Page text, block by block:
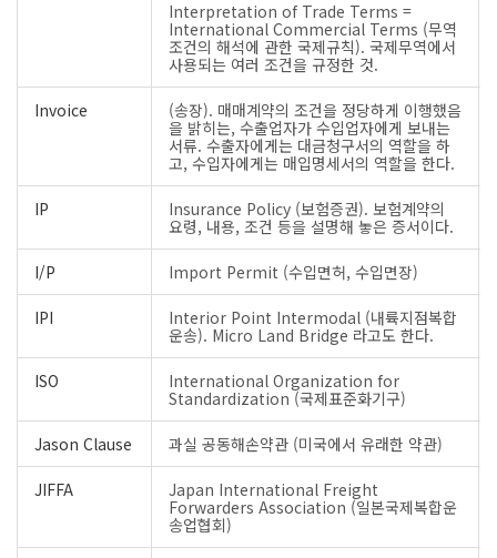
Interpretation of Trade Terms =
International Commercial Terms (무역
조건의 해석에 관한 국제규칙). 국제무역에서
사용되는 여러 조건을 규정한 것.
Invoice
(송장). 매매계약의 조건을 정당하게 이행했음
을 밝히는, 수출업자가 수입업자에게 보내는
서류. 수출자에게는 대금청구서의 역할을 하
고, 수입자에게는 매입명세서의 역할을 한다.
IP
Insurance Policy (보험증권). 보험계약의
요령, 내용, 조건 등을 설명해 놓은 증서이다.
I/P Import Permit (수입면허, 수입면장)
IPI
Interior Point Intermodal (내륙지점복합
운송). Micro Land Bridge 라고도 한다.
ISO
International Organization for
Standardization (국제표준화기구)
Jason Clause 과실 공동해손약관 (미국에서 유래한 약관)
JIFFA
Japan International Freight
Forwarders Association (일본국제복합운
송업협회)